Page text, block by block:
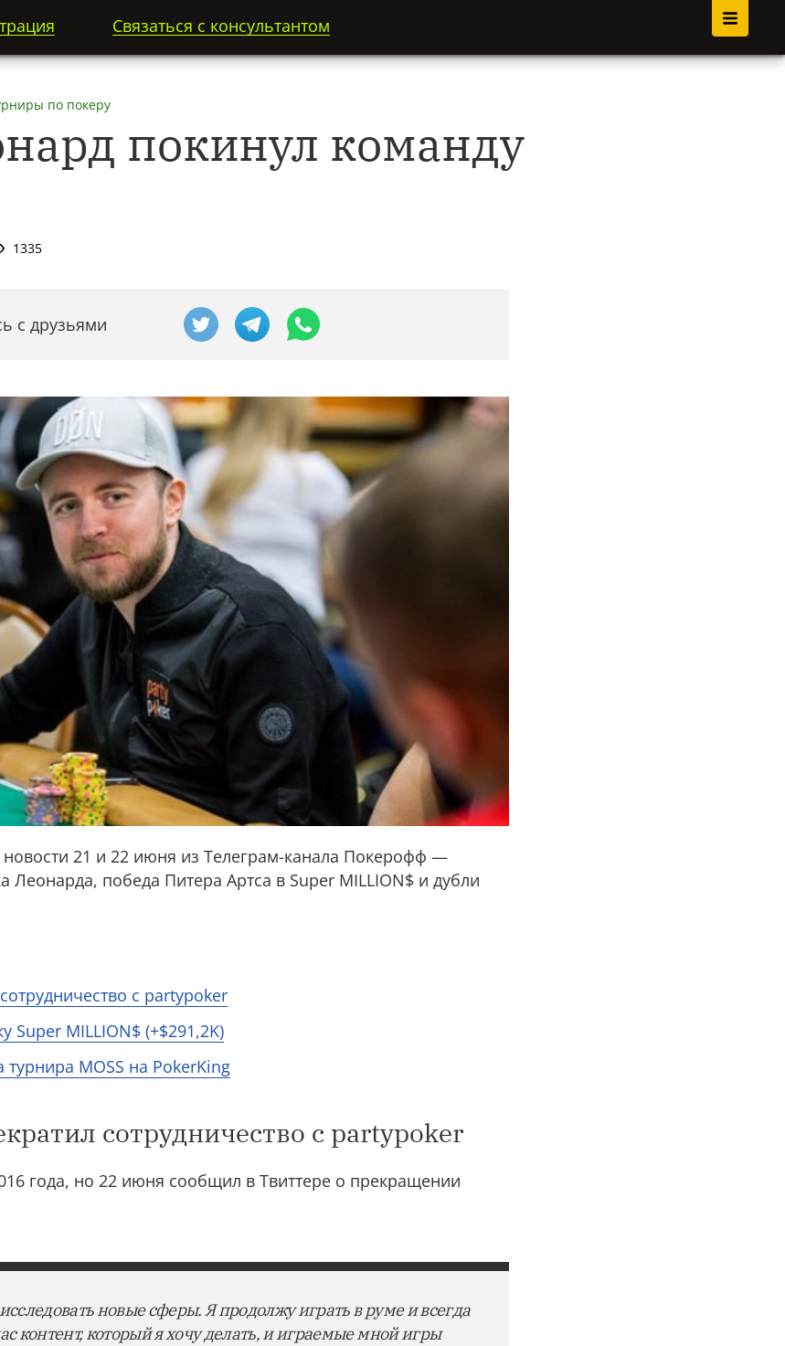
Связаться с консультантом
по покеру
покинул команду
1335
с друзьями
новости 21 и 22 июня из Телеграм-канала Покерофф —
Леонарда, победа Питера Артса в Super MILLION$ и дубли
с partypoker
Super MILLION$ (+$291,2K)
MOSS на PokerKing
сотрудничество с partypoker
года, но 22 июня сообщил в Твиттере о прекращении
новые сферы. Я продолжу играть в руме и всегда
контент, который я хочу делать, и играемые мной игры